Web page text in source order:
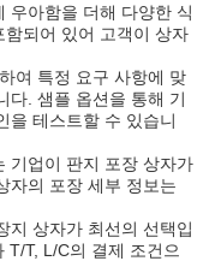
우아함을 더해 다양한 식
되어 있어 고객이 상자
여 특정 요구 사항에 맞
다. 샘플 옵션을 통해 기
을 테스트할 수 있습니
기업이 판지 포장 상자가
자의 포장 세부 정보는
지 상자가 최선의 선택입
T/T, L/C의 결제 조건으